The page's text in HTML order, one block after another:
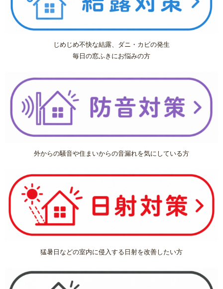
浴室(風呂)
ＩＨ・ガスコンロ
ガス給湯器/エコジョーズ・電気温水器/エコキュート
床の張り替え
クロス（壁紙）張り替えリフォーム
【リフォーム】よくあるご質問
失敗したくない！リフォームで後悔しないための業者の選び
じめじめ不快な結露、ダニ・カビの発生
毎日の窓ふきにお悩みの方
外からの騒音や住まいからの音漏れを気にしている方
猛暑日などの室内に侵入する日射を改善したい方